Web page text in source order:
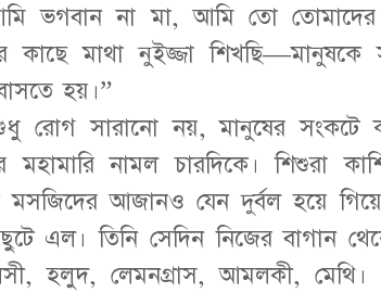
ভগবান না মা, আমি তো
কাছে মাথা নুইজ্জা
হয়।”
রোগ সারানো নয়, মানুষের সংকটে
মহামারি নামল চারদিকে। শিশুরা
মসজিদের আজানও যেন দুর্বল হয়ে
এল। তিনি সেদিন নিজের বাগান
হলুদ, লেমনগ্রাস, আমলকী, মেথি।